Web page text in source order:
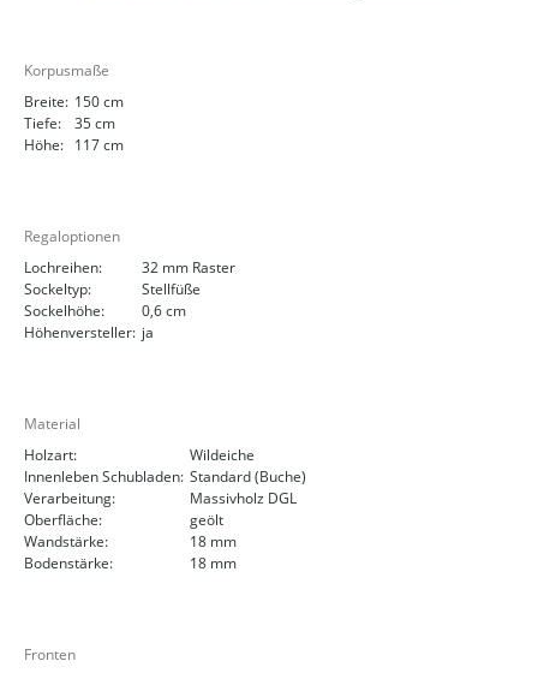
Korpusmaße
Breite: 150 cm
Tiefe:
35 cm
Höhe: 117 cm
Regaloptionen
Lochreihen:
32 mm Raster
Sockeltyp:
Stellfüße
Sockelhöhe:
0,6 cm
Höhenversteller: ja
Material
Holzart:
Wildeiche
Innenleben Schubladen: Standard (Buche)
Verarbeitung:
Massivholz DGL
Oberfläche:
geölt
Wandstärke:
18 mm
Bodenstärke:
18 mm
Fronten